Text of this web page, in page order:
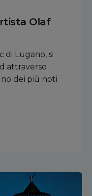
Olaf
di Lugano, si
attraverso
dei più noti